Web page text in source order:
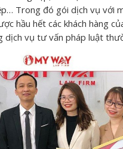
Trong đó gói dịch vụ với
hầu hết các khách hàng
dịch vụ tư vấn pháp luật